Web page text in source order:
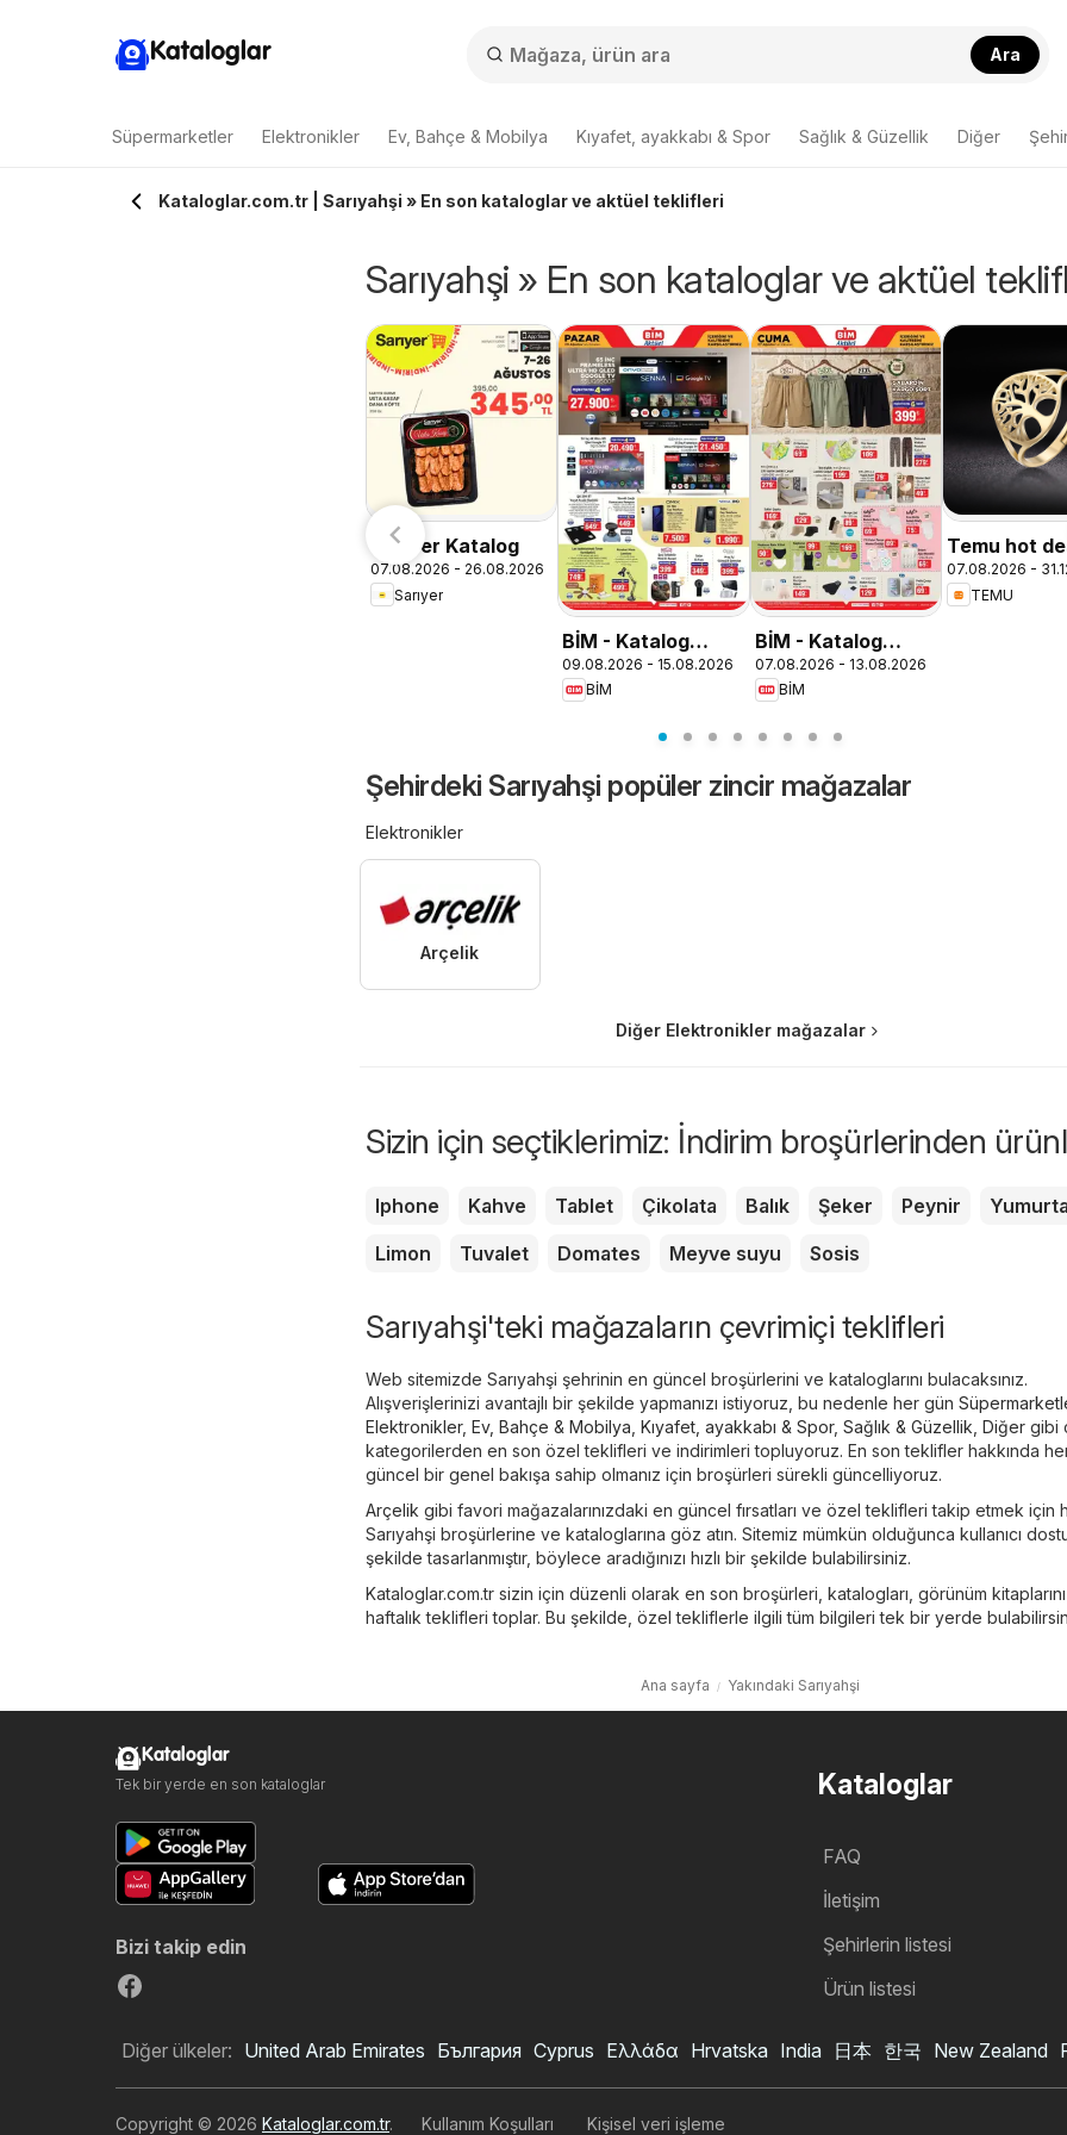
Kataloglar Ara
Süpermarketler Elektronikler Ev, Bahçe & Mobilya Kıyafet, ayakkabı & Spor Sağlık & Güzellik Diğer
Kataloglar.com.tr | Sarıyahşi » En son kataloglar ve aktüel teklifleri
Sarıyahşi » En son kataloglar ve aktüel
Sarıyer Katalog
07.08.2026 - 26.08.2026
Sarıyer
BİM - Katalog
Pazar
09.08.2026 - 15.08.2026
BİM
BİM - Katalog
Cuma
07.08.2026 - 13.08.2026
BİM
Temu hot
Turkey
07.08.2026 -
TEMU
Şehirdeki Sarıyahşi popüler zincir mağazalar
Elektronikler
Arçelik
Diğer Elektronikler mağazalar
Sizin için seçtiklerimiz: İndirim broşürlerinden
Iphone Kahve Tablet Çikolata Balık Şeker Peynir
Yumurta
Limon
Tuvalet Domates Meyve suyu Sosis
Sarıyahşi'teki mağazaların çevrimiçi teklifleri
Web sitemizde Sarıyahşi şehrinin en güncel broşürlerini ve kataloglarını bulacaksınız.
Alışverişlerinizi avantajlı bir şekilde yapmanızı istiyoruz, bu nedenle her gün
Elektronikler, Ev, Bahçe & Mobilya Kıyafet, ayakkabı & Spor, Sağlık & Güzellik Diğer gibi
kategorilerden en son özel teklifleri ve indirimleri topluyoruz. En son teklifler hakkında
güncel bir genel bakışa sahip olmanız için broşürleri sürekli güncelliyoruz.
Arçelik gibi favori mağazalarınızdaki en güncel fırsatları ve özel teklifleri takip etmek için
Sarıyahşi broşürlerine ve kataloglarına göz atın. Sitemiz mümkün olduğunca kullanıcı
şekilde tasarlanmıştır, böylece aradığınızı hızlı bir şekilde bulabilirsiniz.
Kataloglar.com.tr sizin için düzenli olarak en son broşürleri, katalogları, görünüm
haftalık teklifleri toplar. Bu şekilde, özel tekliflerle ilgili tüm bilgileri tek bir yerde
Ana sayfa Yakındaki Sarıyahşi
Kataloglar
FAQ
İletişim
Şehirlerin listesi
Ürün listesi
Kataloglar
Tek bir yerde en son kataloglar
Bizi takip edin
Diğer ülkeler: United Arab Emirates България Cyprus Ελλάδα Hrvatska India 日本 한국 New Zealand
Copyright © 2026 Kataloglar.com.tr. Kullanım Koşulları Kişisel veri işleme